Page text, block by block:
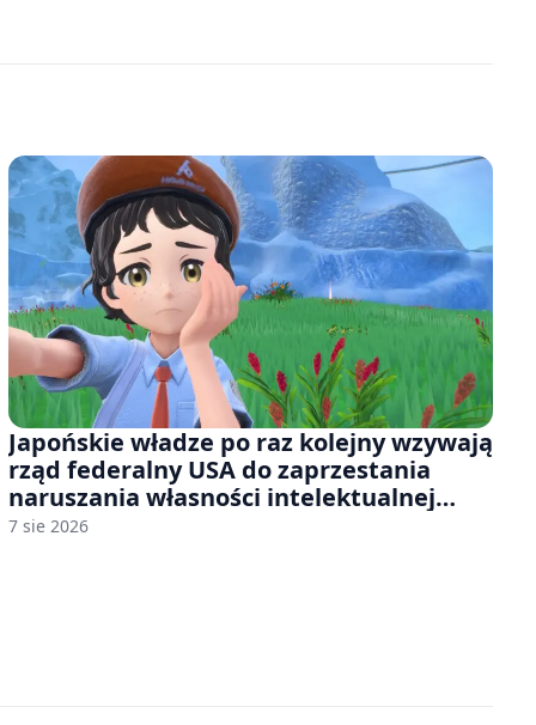
Japońskie władze po raz kolejny wzywają
rząd federalny USA do zaprzestania
naruszania własności intelektualnej
japońskich gier i anime
7 sie 2026